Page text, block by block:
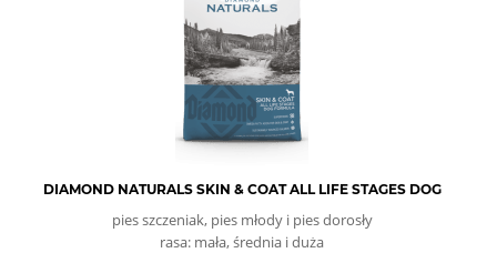
DIAMOND NATURALS SKIN & COAT ALL LIFE STAGES DOG
pies szczeniak, pies młody i pies dorosły
rasa: mała, średnia i duża